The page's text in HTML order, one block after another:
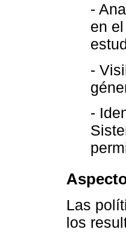
-
en
-
-
Las
los